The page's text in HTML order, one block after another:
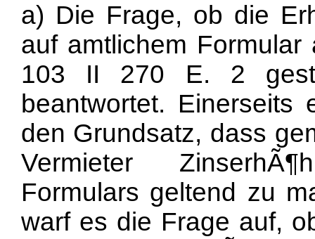
a) Die Frage, ob die
auf amtlichem
103 II 270 E. 2
beantwortet. Einerseits
den Grundsatz, dass
Vermieter
Formulars geltend zu
warf es die Frage auf,